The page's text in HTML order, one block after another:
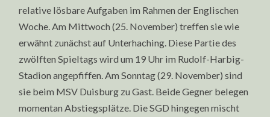
relative lösbare Aufgaben im Rahmen der Englischen
Woche. Am Mittwoch (25. November) treffen sie wie
erwähnt zunächst auf Unterhaching. Diese Partie des
zwölften Spieltags wird um 19 Uhr im Rudolf-Harbig-
Stadion angepfiffen. Am Sonntag (29. November) sind
sie beim MSV Duisburg zu Gast. Beide Gegner belegen
momentan Abstiegsplätze. Die SGD hingegen mischt